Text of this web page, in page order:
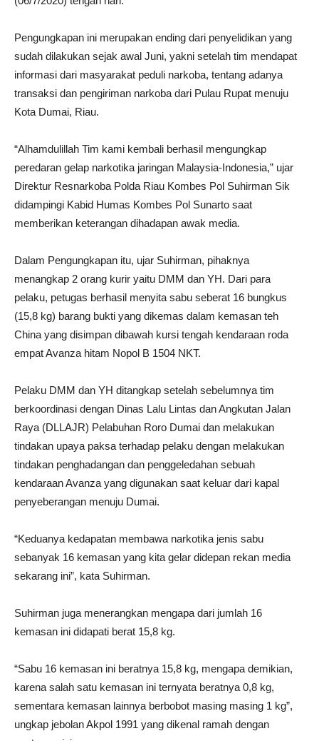
Pengungkapan ini merupakan ending dari penyelidikan yang
sudah dilakukan sejak awal Juni, yakni setelah tim mendapat
informasi dari masyarakat peduli narkoba, tentang adanya
transaksi dan pengiriman narkoba dari Pulau Rupat menuju
Kota Dumai, Riau.
“Alhamdulillah Tim kami kembali berhasil mengungkap
peredaran gelap narkotika jaringan Malaysia-Indonesia,” ujar
Direktur Resnarkoba Polda Riau Kombes Pol Suhirman Sik
didampingi Kabid Humas Kombes Pol Sunarto saat
memberikan keterangan dihadapan awak media.
Dalam Pengungkapan itu, ujar Suhirman, pihaknya
menangkap 2 orang kurir yaitu DMM dan YH. Dari para
pelaku, petugas berhasil menyita sabu seberat 16 bungkus
(15,8 kg) barang bukti yang dikemas dalam kemasan teh
China yang disimpan dibawah kursi tengah kendaraan roda
empat Avanza hitam Nopol B 1504 NKT.
Pelaku DMM dan YH ditangkap setelah sebelumnya tim
berkoordinasi dengan Dinas Lalu Lintas dan Angkutan Jalan
Raya (DLLAJR) Pelabuhan Roro Dumai dan melakukan
tindakan upaya paksa terhadap pelaku dengan melakukan
tindakan penghadangan dan penggeledahan sebuah
kendaraan Avanza yang digunakan saat keluar dari kapal
penyeberangan menuju Dumai.
“Keduanya kedapatan membawa narkotika jenis sabu
sebanyak 16 kemasan yang kita gelar didepan rekan media
sekarang ini”, kata Suhirman.
Suhirman juga menerangkan mengapa dari jumlah 16
kemasan ini didapati berat 15,8 kg.
“Sabu 16 kemasan ini beratnya 15,8 kg, mengapa demikian,
karena salah satu kemasan ini ternyata beratnya 0,8 kg,
sementara kemasan lainnya berbobot masing masing 1 kg”,
ungkap jebolan Akpol 1991 yang dikenal ramah dengan